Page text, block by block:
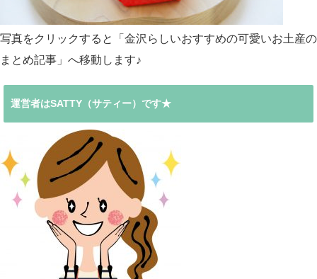
写真をクリックすると「金沢らしいおすすめの可愛いお土産の
まとめ記事」へ移動します♪
運営者はSATTY（サティー）です★